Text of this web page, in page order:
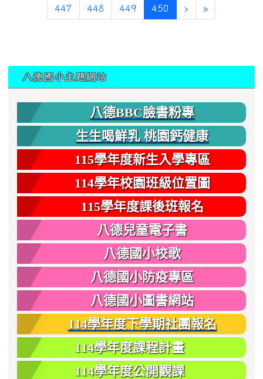
447 448 449 450 (current)
› »
八德國小主題網站
八德BBC臉書粉專
生生喝鮮乳 桃園鈣健康
115學年度新生入學專區
114學年校園班級位置圖
115學年度課後班報名
八德兒童電子書
八德國小校歌
八德國小防疫專區
八德國小圖書網站
114學年度下學期社團報名
114學年度課程計畫
114學年度公開觀課